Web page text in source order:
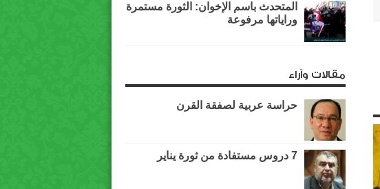
المتحدث باسم الإخوان: الثورة مستمرة
وراياتها مرفوعة
مقالات وآراء
حراسة عربية لصفقة القرن
7 دروس مستفادة من ثورة يناير